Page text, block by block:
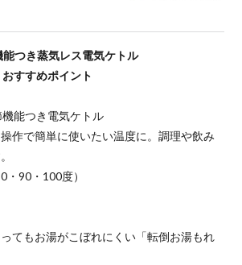
つき蒸気レス電気ケトル
おすすめポイント
能つき電気ケトル
作で簡単に使いたい温度に。調理や飲み
・90・100度）
てもお湯がこぼれにくい「転倒お湯もれ